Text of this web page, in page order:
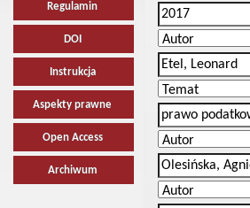
Regulamin
DOI
Instrukcja
Aspekty prawne
Open Access
Archiwum